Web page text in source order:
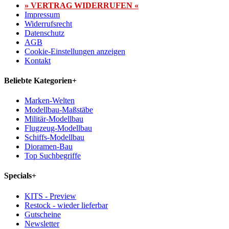
» VERTRAG WIDERRUFEN «
Impressum
Widerrufsrecht
Datenschutz
AGB
Cookie-Einstellungen anzeigen
Kontakt
Beliebte Kategorien+
Marken-Welten
Modellbau-Maßstäbe
Militär-Modellbau
Flugzeug-Modellbau
Schiffs-Modellbau
Dioramen-Bau
Top Suchbegriffe
Specials+
KITS - Preview
Restock - wieder lieferbar
Gutscheine
Newsletter